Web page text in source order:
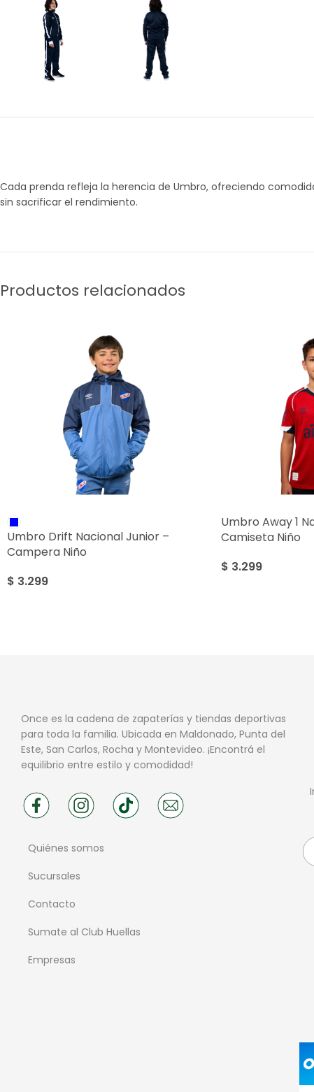
Cada prenda refleja la herencia de Umbro, ofreciendo
sin sacrificar el rendimiento.
Productos relacionados
Umbro Drift Nacional Junior –
Campera Niño
$ 3.299
Umbro Away 1
Camiseta Niño
$ 3.299
Once es la cadena de zapaterías y tiendas deportivas
para toda la familia. Ubicada en Maldonado, Punta del
Este, San Carlos, Rocha y Montevideo. ¡Encontrá el
equilibrio entre estilo y comodidad!
Quiénes somos
Sucursales
Contacto
Sumate al Club Huellas
Empresas